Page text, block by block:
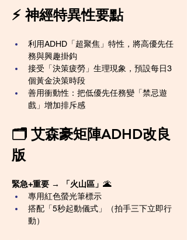
⚡️ 神經特異性要點
利用ADHD「超聚焦」特性，將高優先任
務與興趣掛鈎
接受「決策疲勞」生理現象，預設每日3
個黃金決策時段
善用衝動性：把低優先任務變「禁忌遊
戲」增加排斥感
🗂️ 艾森豪矩陣ADHD改良
版
緊急+重要 → 「火山區」🌋
專用紅色螢光筆標示
搭配「5秒起動儀式」（拍手三下立即行
動）